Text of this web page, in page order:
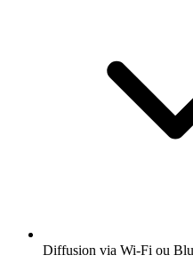
Diffusion via Wi-Fi ou